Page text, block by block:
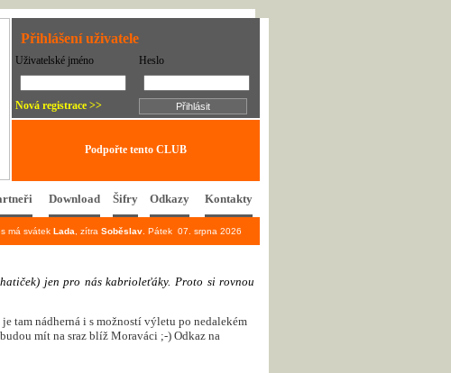
Přihlášení uživatele
Uživatelské jméno Heslo
Nová registrace >>
Podpořte tento CLUB
Download Šifry Odkazy Kontakty
má svátek Lada , zítra Soběslav . Pátek 07. srpna 2026
hatiček) jen pro nás kabrioleťáky. Proto si rovnou
tam nádherná i s možností výletu po nedalekém
mít na sraz blíž Moraváci ;-) Odkaz na